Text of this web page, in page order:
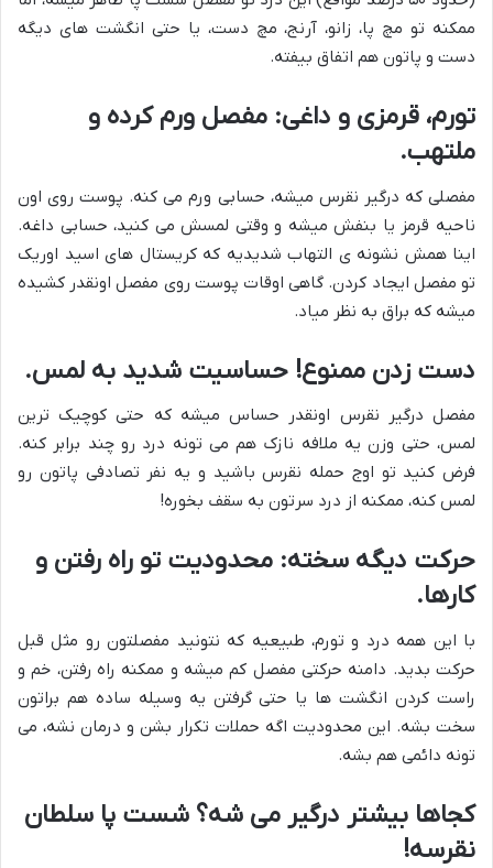
ممکنه تو مچ پا، زانو، آرنج، مچ دست، یا حتی انگشت های دیگه
دست و پاتون هم اتفاق بیفته.
تورم، قرمزی و داغی: مفصل ورم کرده و
ملتهب.
مفصلی که درگیر نقرس میشه، حسابی ورم می کنه. پوست روی اون
ناحیه قرمز یا بنفش میشه و وقتی لمسش می کنید، حسابی داغه.
اینا همش نشونه ی التهاب شدیدیه که کریستال های اسید اوریک
تو مفصل ایجاد کردن. گاهی اوقات پوست روی مفصل اونقدر کشیده
میشه که براق به نظر میاد.
دست زدن ممنوع! حساسیت شدید به لمس.
مفصل درگیر نقرس اونقدر حساس میشه که حتی کوچیک ترین
لمس، حتی وزن یه ملافه نازک هم می تونه درد رو چند برابر کنه.
فرض کنید تو اوج حمله نقرس باشید و یه نفر تصادفی پاتون رو
لمس کنه، ممکنه از درد سرتون به سقف بخوره!
حرکت دیگه سخته: محدودیت تو راه رفتن و
کارها.
با این همه درد و تورم، طبیعیه که نتونید مفصلتون رو مثل قبل
حرکت بدید. دامنه حرکتی مفصل کم میشه و ممکنه راه رفتن، خم و
راست کردن انگشت ها یا حتی گرفتن یه وسیله ساده هم براتون
سخت بشه. این محدودیت اگه حملات تکرار بشن و درمان نشه، می
تونه دائمی هم بشه.
کجاها بیشتر درگیر می شه؟ شست پا سلطان
نقرسه!